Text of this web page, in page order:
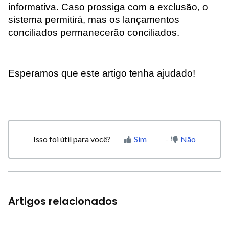
informativa. Caso prossiga com a exclusão, o
sistema permitirá, mas os lançamentos
conciliados permanecerão conciliados.
Esperamos que este artigo tenha ajudado!
Isso foi útil para você? Sim Não
Artigos relacionados